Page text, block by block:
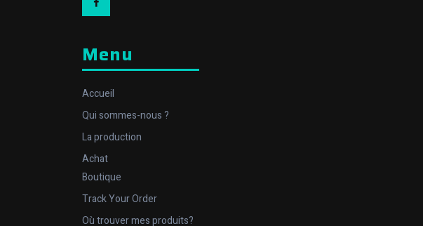
Menu
Accueil
Qui sommes-nous ?
La production
Achat
Boutique
Track Your Order
Où trouver mes produits?